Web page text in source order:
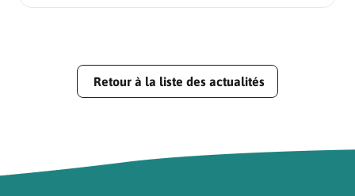
Retour à la liste des actualités